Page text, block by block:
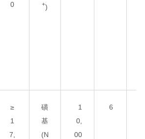
0
+)
≥
1
7,
磺
基
(N
1
0,
00
6